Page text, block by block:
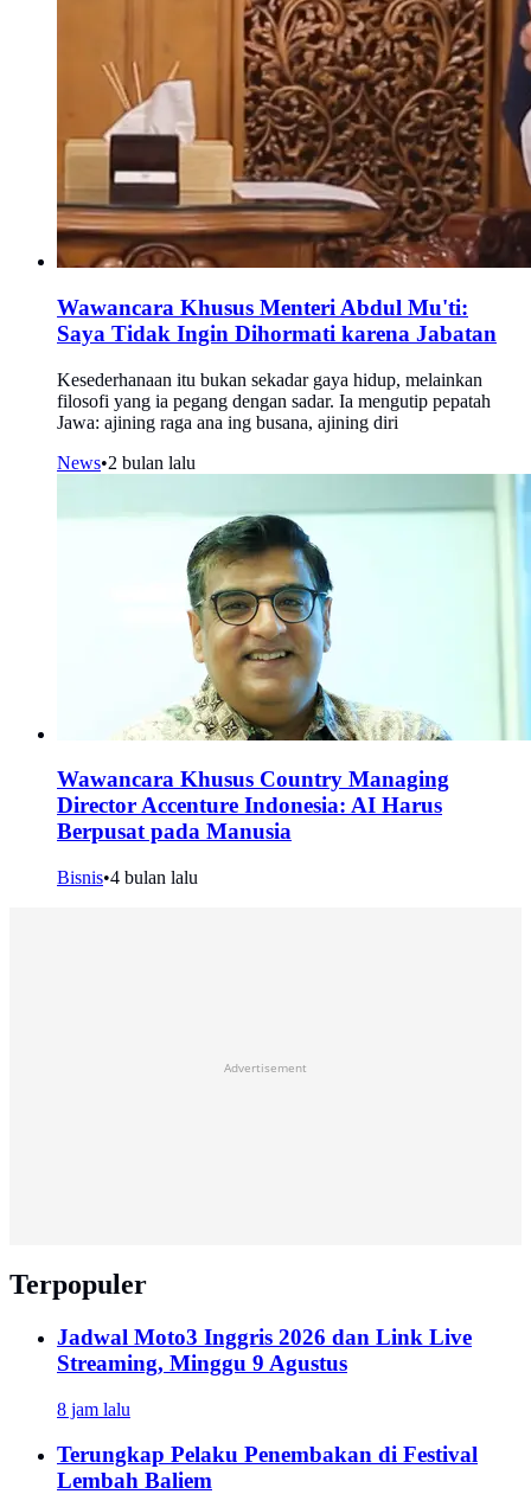
Wawancara Khusus Menteri Abdul Mu'ti:
Saya Tidak Ingin Dihormati karena Jabatan
Kesederhanaan itu bukan sekadar gaya hidup, melainkan
filosofi yang ia pegang dengan sadar. Ia mengutip pepatah
Jawa: ajining raga ana ing busana, ajining diri
News•2 bulan lalu
Wawancara Khusus Country Managing
Director Accenture Indonesia: AI Harus
Berpusat pada Manusia
Bisnis•4 bulan lalu
Advertisement
Terpopuler
Jadwal Moto3 Inggris 2026 dan Link Live
Streaming, Minggu 9 Agustus
8 jam lalu
Terungkap Pelaku Penembakan di Festival
Lembah Baliem